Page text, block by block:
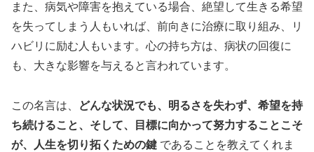
また、病気や障害を抱えている場合、絶望して生きる希望
を失ってしまう人もいれば、前向きに治療に取り組み、リ
ハビリに励む人もいます。心の持ち方は、病状の回復に
も、大きな影響を与えると言われています。
この名言は、
どんな状況でも、明るさを失わず、希望を持
ち続けること、そして、目標に向かって努力することこそ
が、人生を切り拓くための鍵 であることを教えてくれま